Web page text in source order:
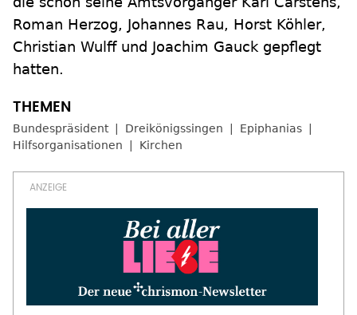
Roman Herzog, Johannes Rau, Horst Köhler,
Christian Wulff und Joachim Gauck gepflegt
hatten.
Bundespräsident Dreikönigssingen
Epiphanias
Hilfsorganisationen
Kirchen